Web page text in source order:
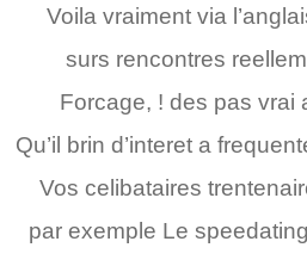
Voila vraiment via
surs rencontres
Forcage, ! des pas vrai
Qu’il brin d’interet a
Vos celibataires
par exemple Le